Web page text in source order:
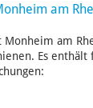
am
Monheim am
Es enthält